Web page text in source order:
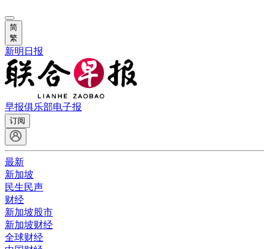
简
繁
新明日报
早报俱乐部电子报
订阅
最新
新加坡
民生民声
财经
新加坡股市
新加坡财经
全球财经